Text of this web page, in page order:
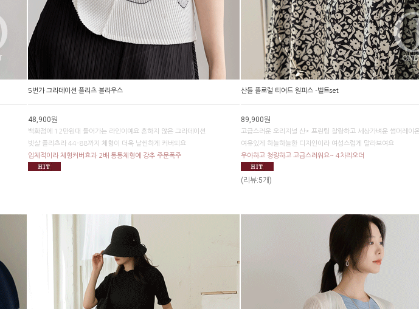
5번가 그라데이션 플리츠 블라우스
48,900원
백화점에 12만원대 들어가는 라인이예요 흔하지 않은 그라데이션
빗살 플리츠라 44-88까지 체형이 더욱 날씬하게 커버되요
입체적이라 체형커버효과 2배 통통체형에 강추 주문폭주
산들 플로럴 티어드 원피스 -벨트set
89,900원
고급스러운 오리지널 산* 프린팅 찰랑하고 세상가벼운 썸머레이
여유있게 하늘하늘한 디자인이라 여성스럽게 말라보여요
우아하고 청량하고 고급스러워요~ 4차리오더
(리뷰:5개)